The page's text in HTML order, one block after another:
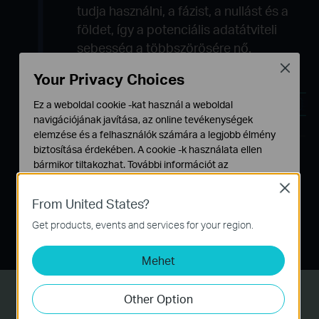
tudja használni, a fázist, a nullást és a
földet, így a potenciális adatátviteli
sebesség a többszörösére nő.
Fázis
Nullás
MIMO
Megj.:
SISO - Single-input Single-output
Gigabites port az
From United States?
Get products, events and services for your region.
Mehet
Other Option
Close
Your Privacy Choices
Ez a weboldal cookie -kat használ a weboldal
navigációjának javítása, az online tevékenységek
elemzése és a felhasználók számára a legjobb élmény
biztosítása érdekében. A cookie -k használata ellen
bármikor tiltakozhat. További információt az
Alap Cookie-k
Ezek a cookie -k a webhely működéséhez szükségesek,
és nem tilthatók le a rendszereiben.
Marketing és Elemző Cookie-k
Az elemző cookie -k lehetővé teszik számunkra, hogy
elemezzük weboldalunkon végzett tevékenységeit, hogy
javítsuk és módosítsuk webhelyünk működését.
Close